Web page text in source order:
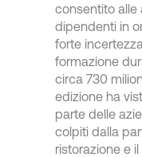
consentito alle
dipendenti in
forte
formazione
circa 730
edizione ha
parte delle
colpiti dalla
ristorazione e